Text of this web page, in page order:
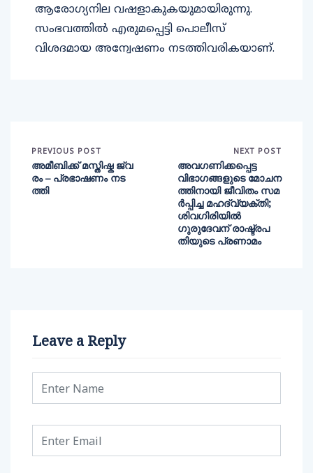
ആരോഗ്യനില വഷളാകുകയുമായിരുന്നു.
സംഭവത്തില്‍ എരുമപ്പെട്ടി പൊലീസ്
വിശദമായ അന്വേഷണം നടത്തിവരികയാണ്.
PREVIOUS POST
അമീബിക്ക് മസ്തിഷ്ക ജ്വ
രം – പ്രഭാഷണം നട
ത്തി
NEXT POST
അവഗണിക്കപ്പെട്ട
വിഭാഗങ്ങളുടെ മോചന
ത്തിനായി ജീവിതം സമ
ര്‍പ്പിച്ച മഹദ്‌വ്യക്തി;
ശിവഗിരിയിൽ
ഗുരുദേവന് രാഷ്ട്രപ
തിയുടെ പ്രണാമം
Leave a Reply